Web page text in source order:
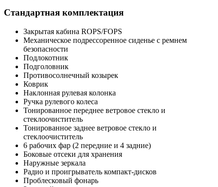
Стандартная комплектация
Закрытая кабина ROPS/FOPS
Механическое подрессоренное сиденье с ремнем
безопасности
Подлокотник
Подголовник
Противосолнечный козырек
Коврик
Наклонная рулевая колонка
Ручка рулевого колеса
Тонированное переднее ветровое стекло и
стеклоочиститель
Тонированное заднее ветровое стекло и
стеклоочиститель
6 рабочих фар (2 передние и 4 задние)
Боковые отсеки для хранения
Наружные зеркала
Радио и проигрыватель компакт-дисков
Проблесковый фонарь